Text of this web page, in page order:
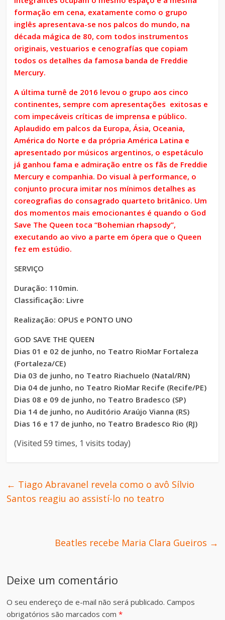
formação em cena, exatamente como o grupo
inglês apresentava-se nos palcos do mundo, na
década mágica de 80, com todos instrumentos
originais, vestuarios e cenografías que copiam
todos os detalhes da famosa banda de Freddie
Mercury.
A última turnê de 2016 levou o grupo aos cinco
continentes, sempre com apresentações exitosas e
com impecáveis críticas de imprensa e público.
Aplaudido em palcos da Europa, Ásia, Oceania,
América do Norte e da própria América Latina e
apresentado por músicos argentinos, o espetáculo
já ganhou fama e admiração entre os fãs de Freddie
Mercury e companhia. Do visual à performance, o
conjunto procura imitar nos mínimos detalhes as
coreografias do consagrado quarteto britânico. Um
dos momentos mais emocionantes é quando o God
Save The Queen toca “Bohemian rhapsody”,
executando ao vivo a parte em ópera que o Queen
fez em estúdio.
SERVIÇO
Duração: 110min.
Classificação: Livre
Realização: OPUS e PONTO UNO
GOD SAVE THE QUEEN
Dias 01 e 02 de junho, no Teatro RioMar Fortaleza
(Fortaleza/CE)
Dia 03 de junho, no Teatro Riachuelo (Natal/RN)
Dia 04 de junho, no Teatro RioMar Recife (Recife/PE)
Dias 08 e 09 de junho, no Teatro Bradesco (SP)
Dia 14 de junho, no Auditório Araújo Vianna (RS)
Dias 16 e 17 de junho, no Teatro Bradesco Rio (RJ)
(Visited 59 times, 1 visits today)
← Tiago Abravanel revela como o avô Sílvio
Santos reagiu ao assistí-lo no teatro
Beatles recebe Maria Clara Gueiros →
Deixe um comentário
O seu endereço de e-mail não será publicado. Campos
obrigatórios são marcados com*